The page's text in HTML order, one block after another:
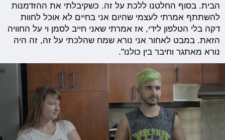
הבית. בסוף החלטנו ללכת על זה. כשקיבלתי את ההזדמנות
להשתתף אמרתי לעצמי שהיום אני בחיים לא אוכל לחוות
דקה בלי הטלפון לידי, אז אמרתי שאני חייב לסמן וי על החוויה
הזאת. במבט לאחור אני נורא שמח שהלכתי על זה, זה היה
נורא מאתגר וחיבר בין כולנו".